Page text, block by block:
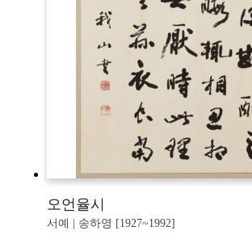
오언율시
서예 | 송하영 [1927~1992]